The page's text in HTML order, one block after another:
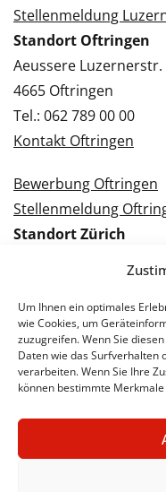
Um Ihnen ein optimales
wie Cookies, um
zuzugreifen. Wenn Sie
Daten wie das Surfverhalten
verarbeiten. Wenn Sie Ihre
können bestimmte
Stellenmeldung
Standort Oftringen
Aeussere Luzernerstr.
4665 Oftringen
Tel.: 062 789 00 00
Kontakt Oftringen
Bewerbung Oftringen
Stellenmeldung
Standort Zürich
Tel.: 043 288 38 88
Kontakt Zürich
Bewerbung Zürich